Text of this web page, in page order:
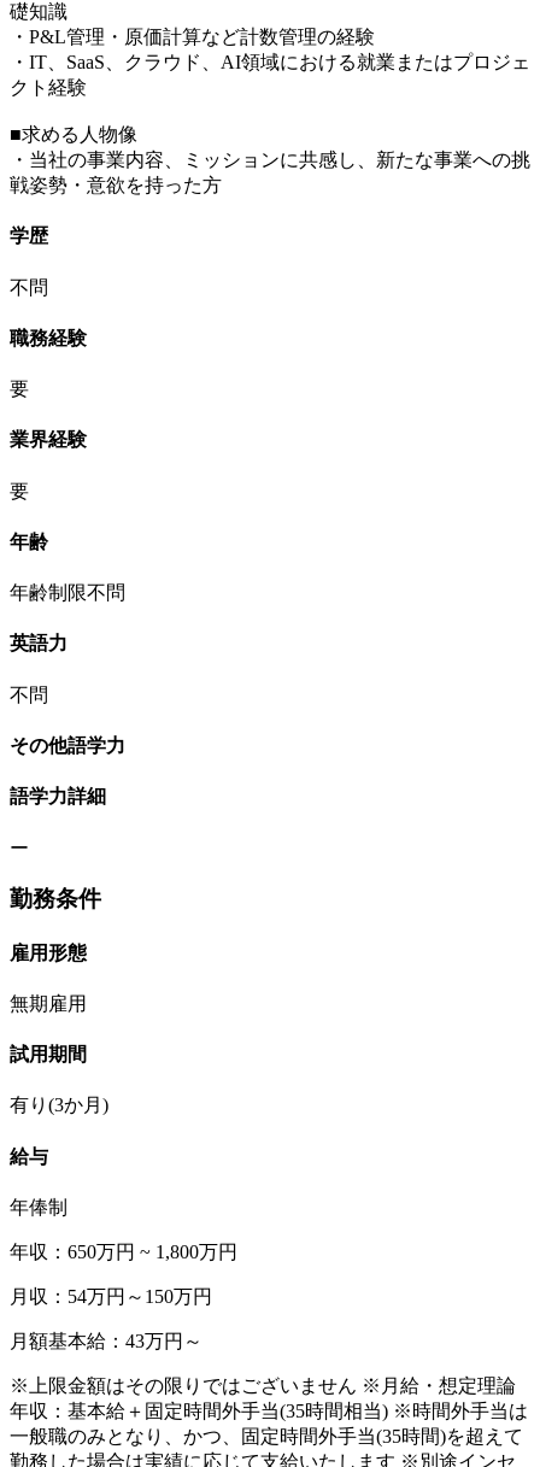
礎知識
・P&L管理・原価計算など計数管理の経験
・IT、SaaS、クラウド、AI領域における就業またはプロジェ
クト経験
■求める人物像
・当社の事業内容、ミッションに共感し、新たな事業への挑
戦姿勢・意欲を持った方
学歴
不問
職務経験
要
業界経験
要
年齢
年齢制限不問
英語力
不問
その他語学力
語学力詳細
ー
勤務条件
雇用形態
無期雇用
試用期間
有り(3か月)
給与
年俸制
年収：650万円 ~ 1,800万円
月収：54万円～150万円
月額基本給：43万円～
※上限金額はその限りではございません ※月給・想定理論
年収：基本給＋固定時間外手当(35時間相当) ※時間外手当は
一般職のみとなり、かつ、固定時間外手当(35時間)を超えて
勤務した場合は実績に応じて支給いたします ※別途インセ